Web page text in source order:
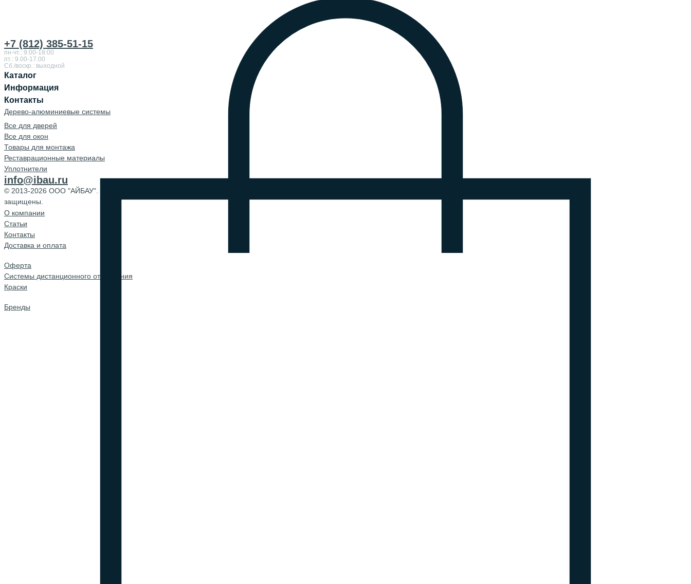
+7 (812) 385-51-15
пн-чт.: 9:00-18:00
пт.: 9.00-17.00
Сб./воскр.: выходной
Каталог
Информация
Контакты
Дерево-алюминиевые системы
Все для дверей
Все для окон
Товары для монтажа
Реставрационные материалы
Уплотнители
info@ibau.ru
© 2013-2026 ООО "АЙБАУ". Все права
защищены.
О компании
Cтатьи
Контакты
Доставка и оплата
Оферта
Системы дистанционного открывания
Краски
Бренды